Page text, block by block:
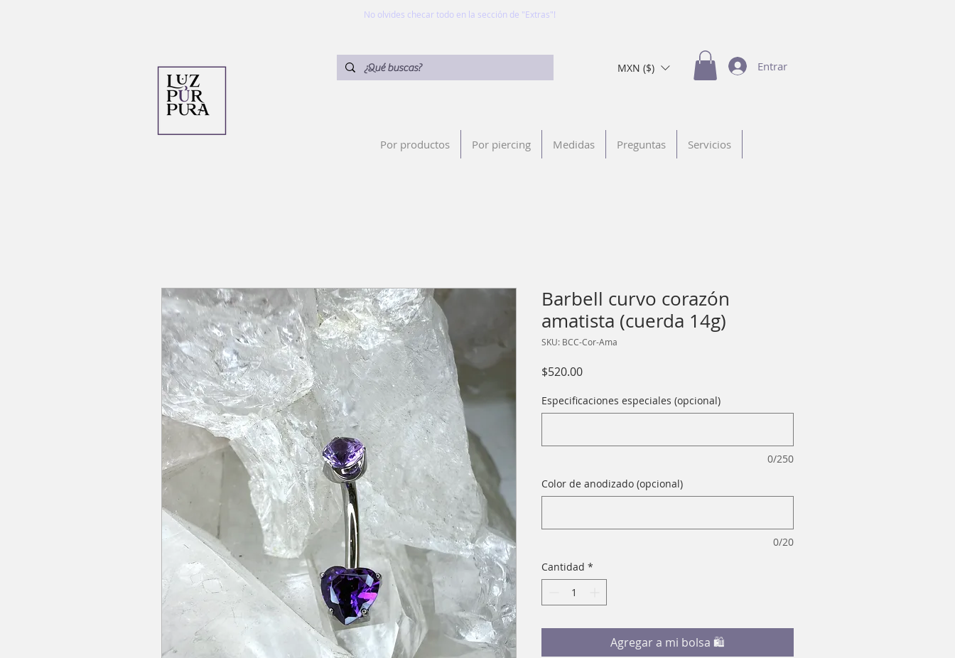
No olvides checar todo en la sección de "Extras"!
MXN ($) Entrar
Por productos Por piercing Medidas Preguntas Servicios
Barbell curvo corazón
amatista (cuerda 14g)
SKU: BCC-Cor-Ama
$520.00Precio
Especificaciones especiales (opcional)
0/250
Color de anodizado (opcional)
0/20
Cantidad *
Agregar a mi bolsa 🛍